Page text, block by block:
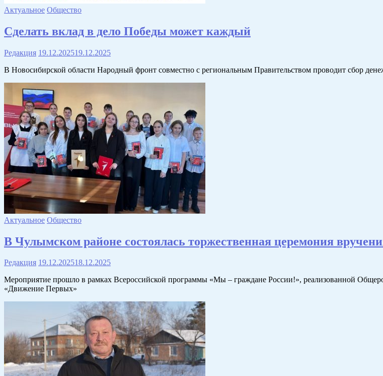
Актуальное Общество
Сделать вклад в дело Победы может каждый
Редакция 19.12.202519.12.2025
В Новосибирской области Народный фронт совместно с региональным Правительством проводит сбор
Актуальное Общество
В Чулымском районе состоялась торжественная церемония
Редакция 19.12.202518.12.2025
Мероприятие прошло в рамках Всероссийской программы «Мы – граждане России!», реализованной
«Движение Первых»